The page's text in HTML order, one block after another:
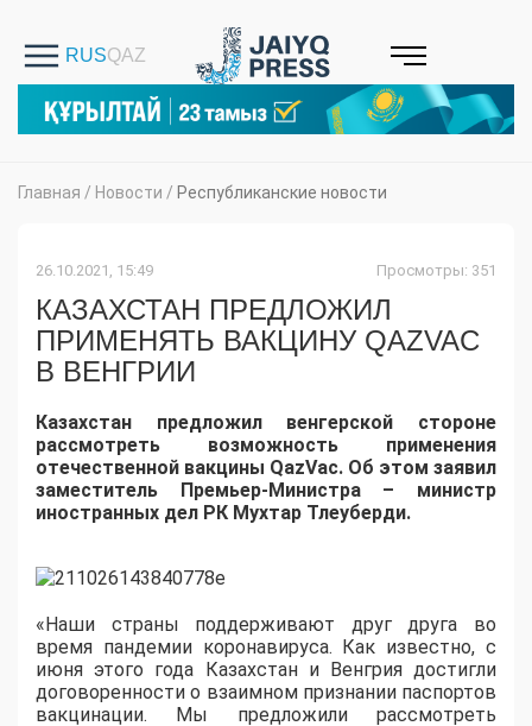
Главная / Новости / Республиканские новости
26.10.2021, 15:49 Просмотры: 351
КАЗАХСТАН ПРЕДЛОЖИЛ
ПРИМЕНЯТЬ ВАКЦИНУ QAZVAC
В ВЕНГРИИ
Казахстан предложил венгерской стороне
рассмотреть возможность применения
отечественной вакцины QazVac. Об этом заявил
заместитель Премьер-Министра – министр
иностранных дел РК Мухтар Тлеуберди.
«Наши страны поддерживают друг друга во
время пандемии коронавируса. Как известно, с
июня этого года Казахстан и Венгрия достигли
договоренности о взаимном признании паспортов
вакцинации. Мы предложили рассмотреть